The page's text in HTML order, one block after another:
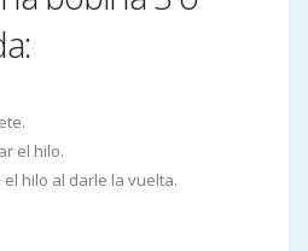
el hilo.
hilo al darle la vuelta.